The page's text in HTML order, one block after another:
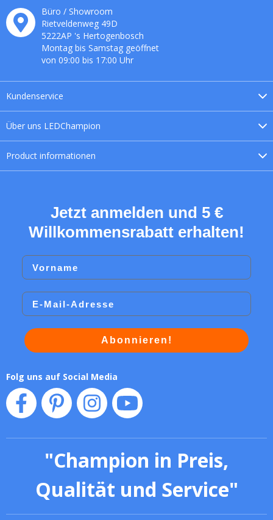
Über uns LEDChampion
Product informationen
Kundenservice
Büro / Showroom
Rietveldenweg 49D
5222AP 's Hertogenbosch
Montag bis Samstag geöffnet
von 09:00 bis 17:00 Uhr
Jetzt anmelden und 5 €
Willkommensrabatt erhalten!
Vorname
Email
Abonnieren!
Folg uns auf Social Media
"Champion in Preis,
Qualität und Service"